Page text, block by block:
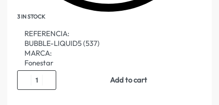
3 IN STOCK
REFERENCIA:
BUBBLE-LIQUID5 (537)
MARCA:
Fonestar
Add to cart